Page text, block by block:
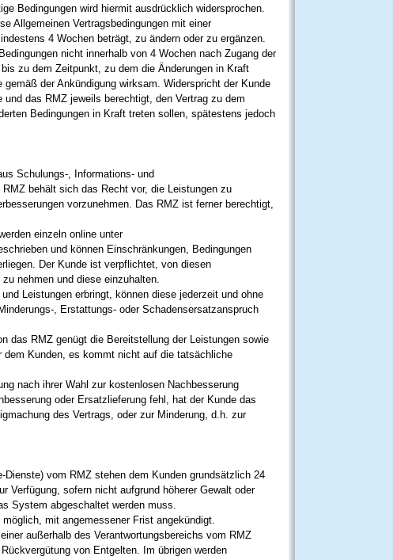
Bedingungen wird hiermit ausdrücklich widersprochen.
Allgemeinen Vertragsbedingungen mit einer
4 Wochen beträgt, zu ändern oder zu ergänzen.
nicht innerhalb von 4 Wochen nach Zugang der
zu dem Zeitpunkt, zu dem die Änderungen in Kraft
der Ankündigung wirksam. Widerspricht der Kunde
das RMZ jeweils berechtigt, den Vertrag zu dem
Bedingungen in Kraft treten sollen, spätestens jedoch
Schulungs-, Informations- und
behält sich das Recht vor, die Leistungen zu
vorzunehmen. Das RMZ ist ferner berechtigt,
einzeln online unter
und können Einschränkungen, Bedingungen
Der Kunde ist verpflichtet, von diesen
nehmen und diese einzuhalten.
Leistungen erbringt, können diese jederzeit und ohne
, Erstattungs- oder Schadensersatzanspruch
das RMZ genügt die Bereitstellung der Leistungen sowie
dem Kunden, es kommt nicht auf die tatsächliche
nach ihrer Wahl zur kostenlosen Nachbesserung
oder Ersatzlieferung fehl, hat der Kunde das
des Vertrags, oder zur Minderung, d.h. zur
vom RMZ stehen dem Kunden grundsätzlich 24
Verfügung, sofern nicht aufgrund höherer Gewalt oder
System abgeschaltet werden muss.
mit angemessener Frist angekündigt.
außerhalb des Verantwortungsbereichs vom RMZ
von Entgelten. Im übrigen werden